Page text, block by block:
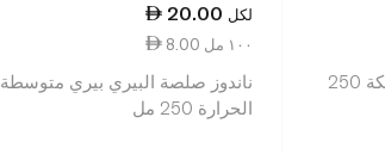
كيكومان صلصة ترياكي سميكة 250
20.00 لكل
8.00 ١٠٠ مل
ناندوز صلصة البيري بيري متوسطة
الحرارة 250 مل